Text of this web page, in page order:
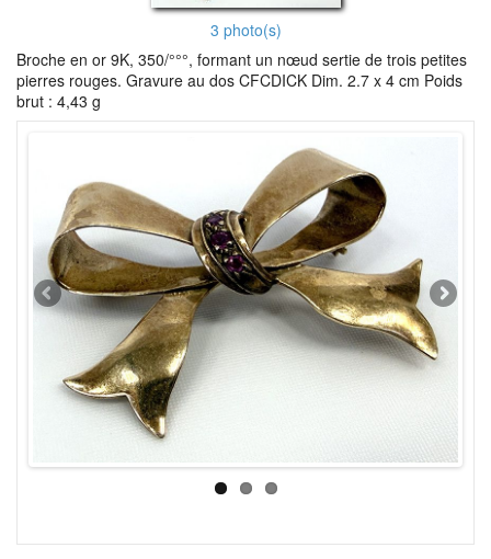
3 photo(s)
Broche en or 9K, 350/°°°, formant un nœud sertie de trois petites
pierres rouges. Gravure au dos CFCDICK Dim. 2.7 x 4 cm Poids
brut : 4,43 g